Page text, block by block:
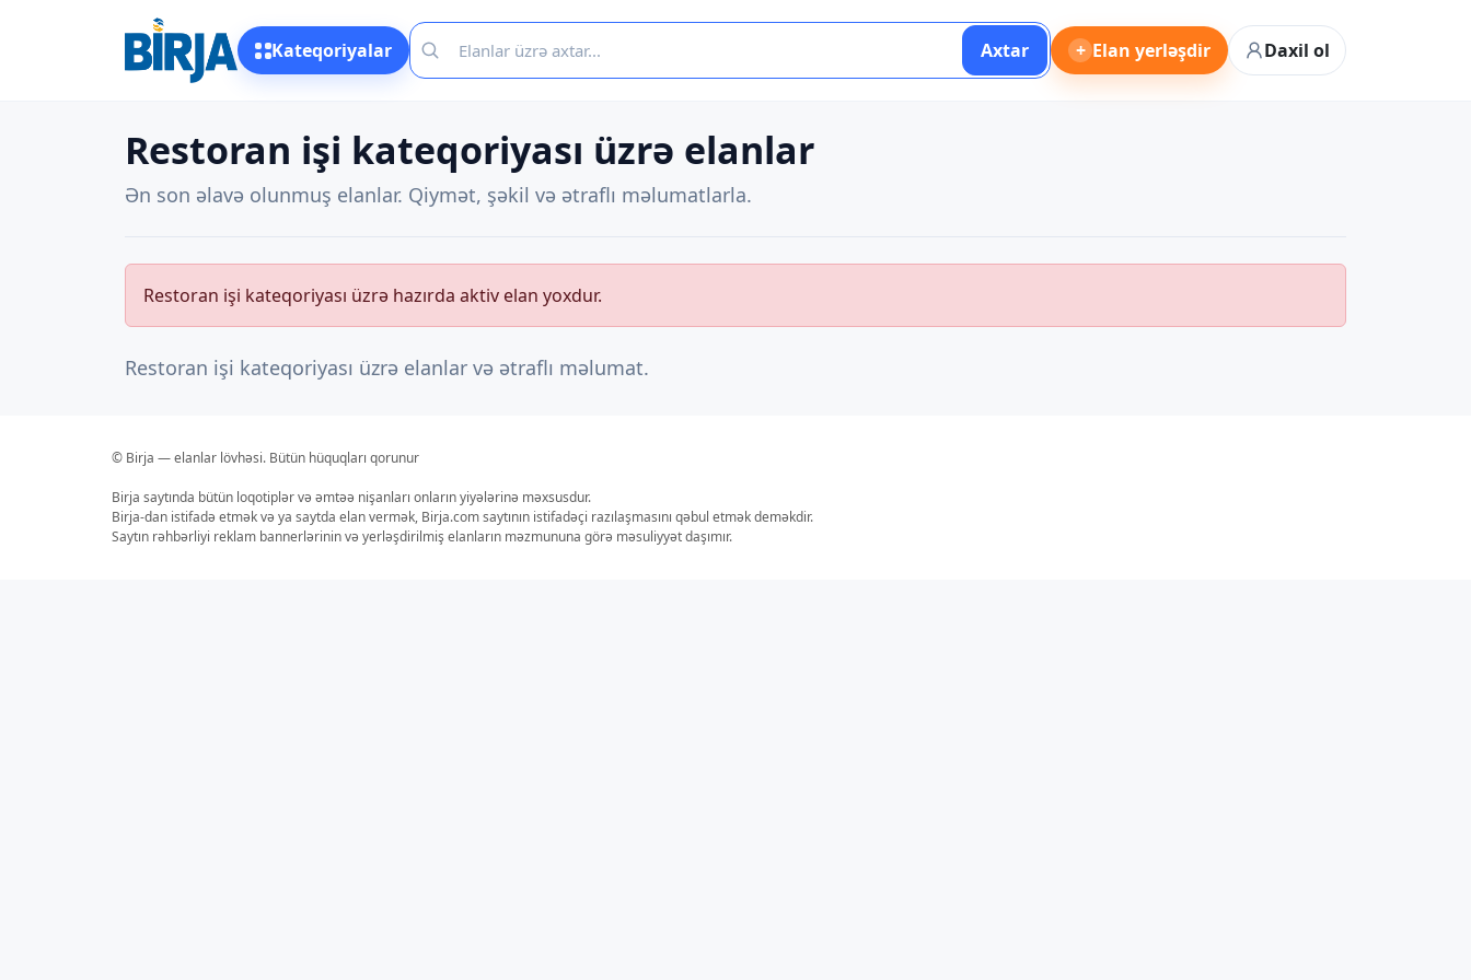
Kateqoriyalar Axtar + Elan yerləşdir Daxil ol
Restoran işi kateqoriyası üzrə elanlar
Ən son əlavə olunmuş elanlar. Qiymət, şəkil və ətraflı məlumatlarla.
Restoran işi kateqoriyası üzrə hazırda aktiv elan yoxdur.
Restoran işi kateqoriyası üzrə elanlar və ətraflı məlumat.
© Birja — elanlar lövhəsi. Bütün hüquqları qorunur
Birja saytında bütün loqotiplər və əmtəə nişanları onların yiyələrinə məxsusdur.
Birja-dan istifadə etmək və ya saytda elan vermək, Birja.com saytının istifadəçi razılaşmasını qəbul etmək deməkdir.
Saytın rəhbərliyi reklam bannerlərinin və yerləşdirilmiş elanların məzmununa görə məsuliyyət daşımır.